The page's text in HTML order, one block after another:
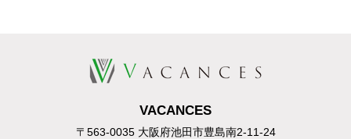
VACANCES
〒563-0035 大阪府池田市豊島南2-11-24